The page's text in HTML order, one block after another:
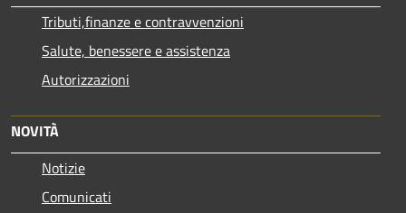
Tributi,finanze e contravvenzioni
Salute, benessere e assistenza
Autorizzazioni
NOVITÀ
Notizie
Comunicati